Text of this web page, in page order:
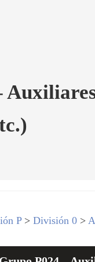
P>División 0 >